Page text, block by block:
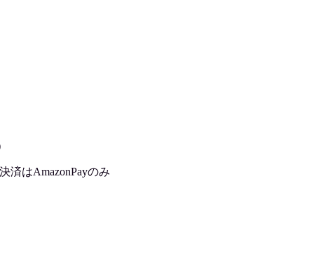
済はAmazonPayのみ